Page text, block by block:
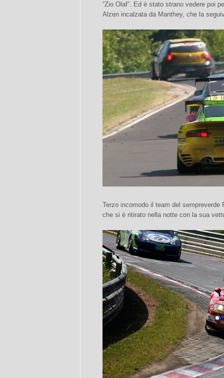
“Zio Olaf”. Ed è stato strano vedere poi
Alzen incalzata da Manthey, che la
Terzo incomodo il team del sempreverde
che si è ritirato nella notte con la sua